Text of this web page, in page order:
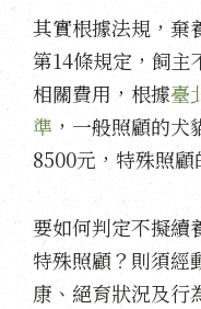
其實根據法規，棄
第14條規定，飼主
相關費用，根據臺
準 ，一般照顧的
8500元，特殊照顧
要如何判定不擬續
特殊照顧？則須經
康、絕育狀況及行